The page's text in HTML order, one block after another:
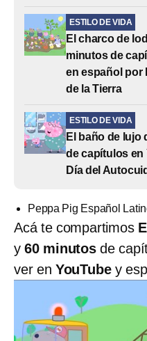
ESTILO DE VIDA
El charco de
minutos de
en español por
de la Tierra
ESTILO DE VIDA
El baño de lujo
de capítulos en
Día del
Peppa Pig Español
Acá te compartimos
y60 minutosde
ver en YouTubey